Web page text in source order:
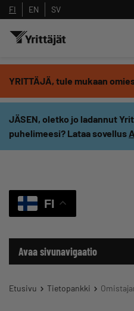
FI EN SV
YRITTÄJÄ, tule mukaan
JÄSEN, oletko jo ladannut
puhelimeesi? Lataa sovellus
FI
Avaa sivunavigaatio
Etusivu Tietopankki
Hae sivustolta tai
Yrittäjien tekoälyltä